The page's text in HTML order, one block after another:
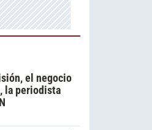
el negocio
la periodista